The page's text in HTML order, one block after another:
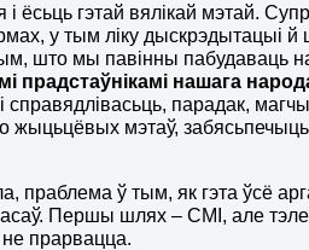
ёсьць гэтай вялікай мэтай.
у тым ліку дыскрэдытацыі й
што мы павінны пабудаваць
прадстаўнікамі нашага
парадак,
жыцьцёвых мэтаў,
ў тым, як гэта ўсё
Першы шлях – СМІ, але
не прарвацца.